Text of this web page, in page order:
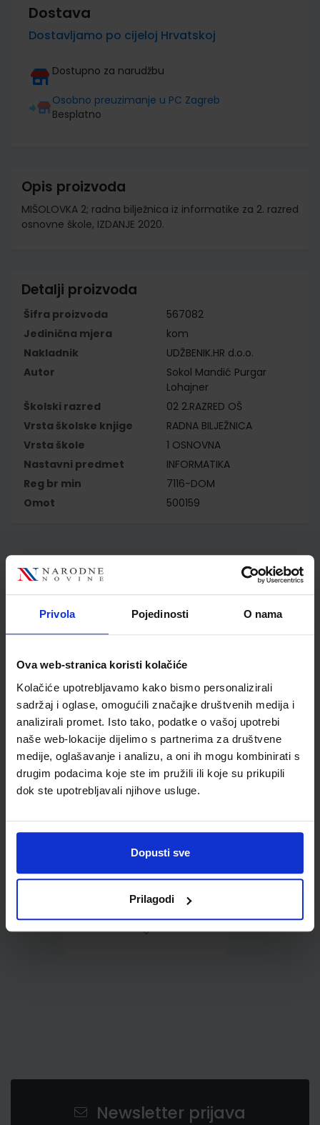
Privola Pojedinosti O nama
Ova web-stranica koristi kolačiće
Kolačiće upotrebljavamo kako bismo personalizirali
sadržaj i oglase, omogućili značajke društvenih medija i
analizirali promet. Isto tako, podatke o vašoj upotrebi
naše web-lokacije dijelimo s partnerima za društvene
medije, oglašavanje i analizu, a oni ih mogu kombinirati s
drugim podacima koje ste im pružili ili koje su prikupili
dok ste upotrebljavali njihove usluge.
Dopusti sve
Prilagodi
Dostava
Dostavljamo po cijeloj Hrvatskoj
Dostupno za narudžbu
Osobno preuzimanje u PC Zagreb
Besplatno
Opis proizvoda
MIŠOLOVKA 2; radna bilježnica iz informatike za 2. razred
osnovne škole, IZDANJE 2020.
Detalji proizvoda
Šifra proizvoda
567082
Jedinična mjera
kom
Nakladnik
UDŽBENIK.HR d.o.o.
Autor
Sokol Mandić Purgar
Lohajner
Školski razred
02 2.RAZRED OŠ
Vrsta školske knjige
RADNA BILJEŽNICA
Vrsta škole
1 OSNOVNA
Nastavni predmet
INFORMATIKA
Reg br min
7116-DOM
Omot
500159
Kupci najčešće biraju..
Omot PVC za školske
udžbenike; dimenzije
424x277; tip 159
0,85 €
Newsletter prijava